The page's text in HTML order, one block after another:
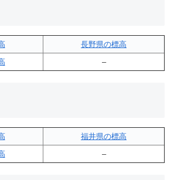
長野県の標高
–
福井県の標高
–